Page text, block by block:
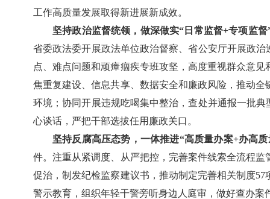
工作高质量发展取得新进展新成效。
坚持政治监督统领，做深做实“日常监督+专项监督
省委政法委开展政法单位政治督察、省公安厅开展政
点、难点问题和顽瘴痼疾专班攻坚，高度重视群众意
焦重复建设、信息共享、数据安全和廉政风险，推动
环境；协同开展违规吃喝集中整治，查处并通报一批
心谈话，严把干部选拔任用廉政关口。
坚持反腐高压态势，一体推进“高质量办案+办高
件。注重从紧调度、从严把控，完善案件线索全流程
促治，制发纪检监察建议书，推动制定完善相关制度
警示教育，组织年轻干警旁听身边人庭审，做好查办案